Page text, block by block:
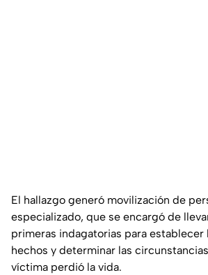
El hallazgo generó movilización de
especializado, que se encargó de
primeras indagatorias para establecer
hechos y determinar las
víctima perdió la vida.